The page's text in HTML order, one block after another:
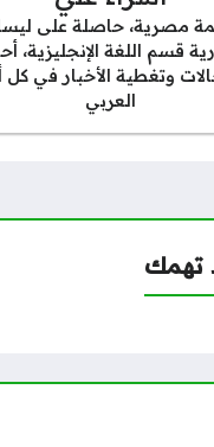
مصرية، حاصلة على
قسم اللغة الإنجليزية،
وتغطية الأخبار في كل
العربي
تهمك